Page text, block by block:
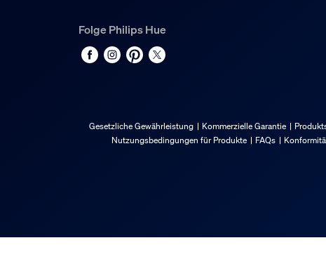
Service
Technische Daten
12 V
Folge Philips Hue
Gesetzliche Gewährleistung Kommerzielle Garantie
Nutzungsbedingungen für Produkte
FAQs